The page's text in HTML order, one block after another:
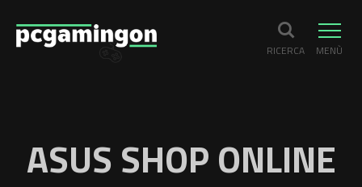
RICERCA MENÙ
ASUS SHOP ONLINE